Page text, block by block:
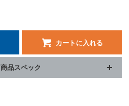
カートに入れる
商品スペック